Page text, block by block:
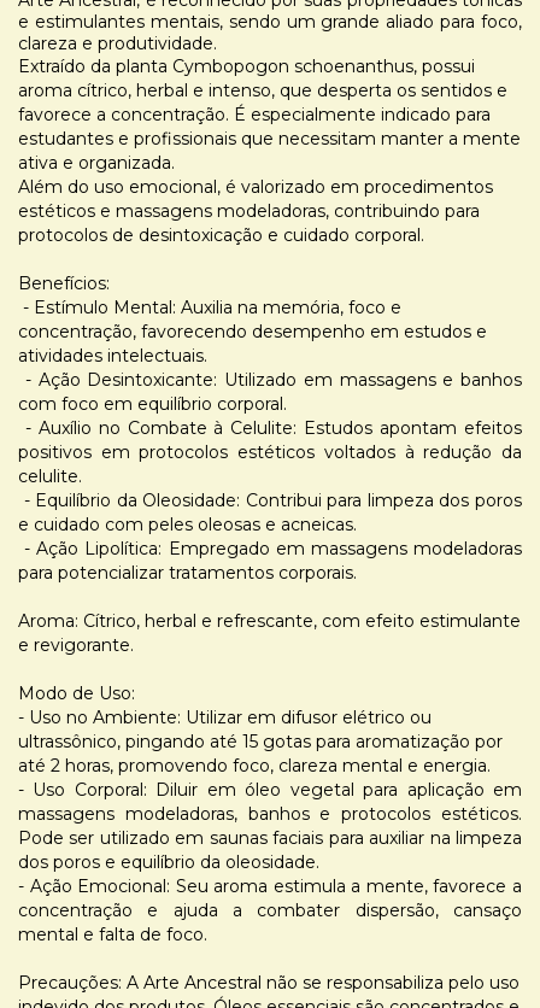
e estimulantes mentais, sendo um grande aliado para foco,
clareza e produtividade.
Extraído da planta Cymbopogon schoenanthus, possui
aroma cítrico, herbal e intenso, que desperta os sentidos e
favorece a concentração. É especialmente indicado para
estudantes e profissionais que necessitam manter a mente
ativa e organizada.
Além do uso emocional, é valorizado em procedimentos
estéticos e massagens modeladoras, contribuindo para
protocolos de desintoxicação e cuidado corporal.
Benefícios:
- Estímulo Mental : Auxilia na memória, foco e
concentração, favorecendo desempenho em estudos e
atividades intelectuais.
- Ação Desintoxicante: Utilizado em massagens e banhos
com foco em equilíbrio corporal.
- Auxílio no Combate à Celulite: Estudos apontam efeitos
positivos em protocolos estéticos voltados à redução da
celulite.
- Equilíbrio da Oleosidade: Contribui para limpeza dos poros
e cuidado com peles oleosas e acneicas.
- Ação Lipolítica: Empregado em massagens modeladoras
para potencializar tratamentos corporais.
Aroma: Cítrico, herbal e refrescante, com efeito estimulante
e revigorante.
Modo de Uso:
- Uso no Ambiente: Utilizar em difusor elétrico ou
ultrassônico, pingando até 15 gotas para aromatização por
até 2 horas, promovendo foco, clareza mental e energia.
- Uso Corporal: Diluir em óleo vegetal para aplicação em
massagens modeladoras, banhos e protocolos estéticos.
Pode ser utilizado em saunas faciais para auxiliar na limpeza
dos poros e equilíbrio da oleosidade.
- Ação Emocional: Seu aroma estimula a mente, favorece a
concentração e ajuda a combater dispersão, cansaço
mental e falta de foco.
Precauções: A Arte Ancestral não se responsabiliza pelo uso